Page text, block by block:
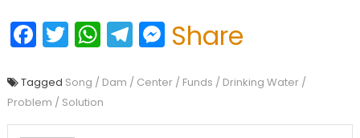
Facebook
Twitter
WhatsApp
Telegram
Messenger
Share
Tagged Song / Dam / Center / Funds / Drinking Water /
Problem / Solution